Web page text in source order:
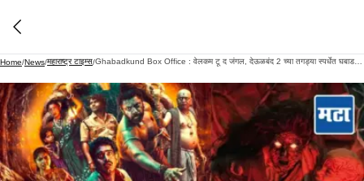
Home/News/महाराष्ट्र टाइम्स/